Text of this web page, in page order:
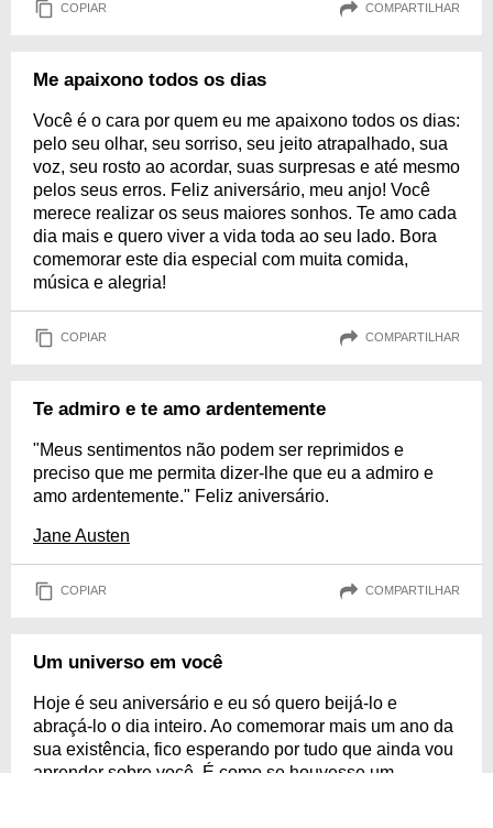
COPIAR COMPARTILHAR
Me apaixono todos os dias
Você é o cara por quem eu me apaixono todos os dias:
pelo seu olhar, seu sorriso, seu jeito atrapalhado, sua
voz, seu rosto ao acordar, suas surpresas e até mesmo
pelos seus erros. Feliz aniversário, meu anjo! Você
merece realizar os seus maiores sonhos. Te amo cada
dia mais e quero viver a vida toda ao seu lado. Bora
comemorar este dia especial com muita comida,
música e alegria!
COPIAR COMPARTILHAR
Te admiro e te amo ardentemente
"Meus sentimentos não podem ser reprimidos e
preciso que me permita dizer-lhe que eu a admiro e
amo ardentemente." Feliz aniversário.
Jane Austen
COPIAR COMPARTILHAR
Um universo em você
Hoje é seu aniversário e eu só quero beijá-lo e
abraçá-lo o dia inteiro. Ao comemorar mais um ano da
sua existência, fico esperando por tudo que ainda vou
aprender sobre você. É como se houvesse um